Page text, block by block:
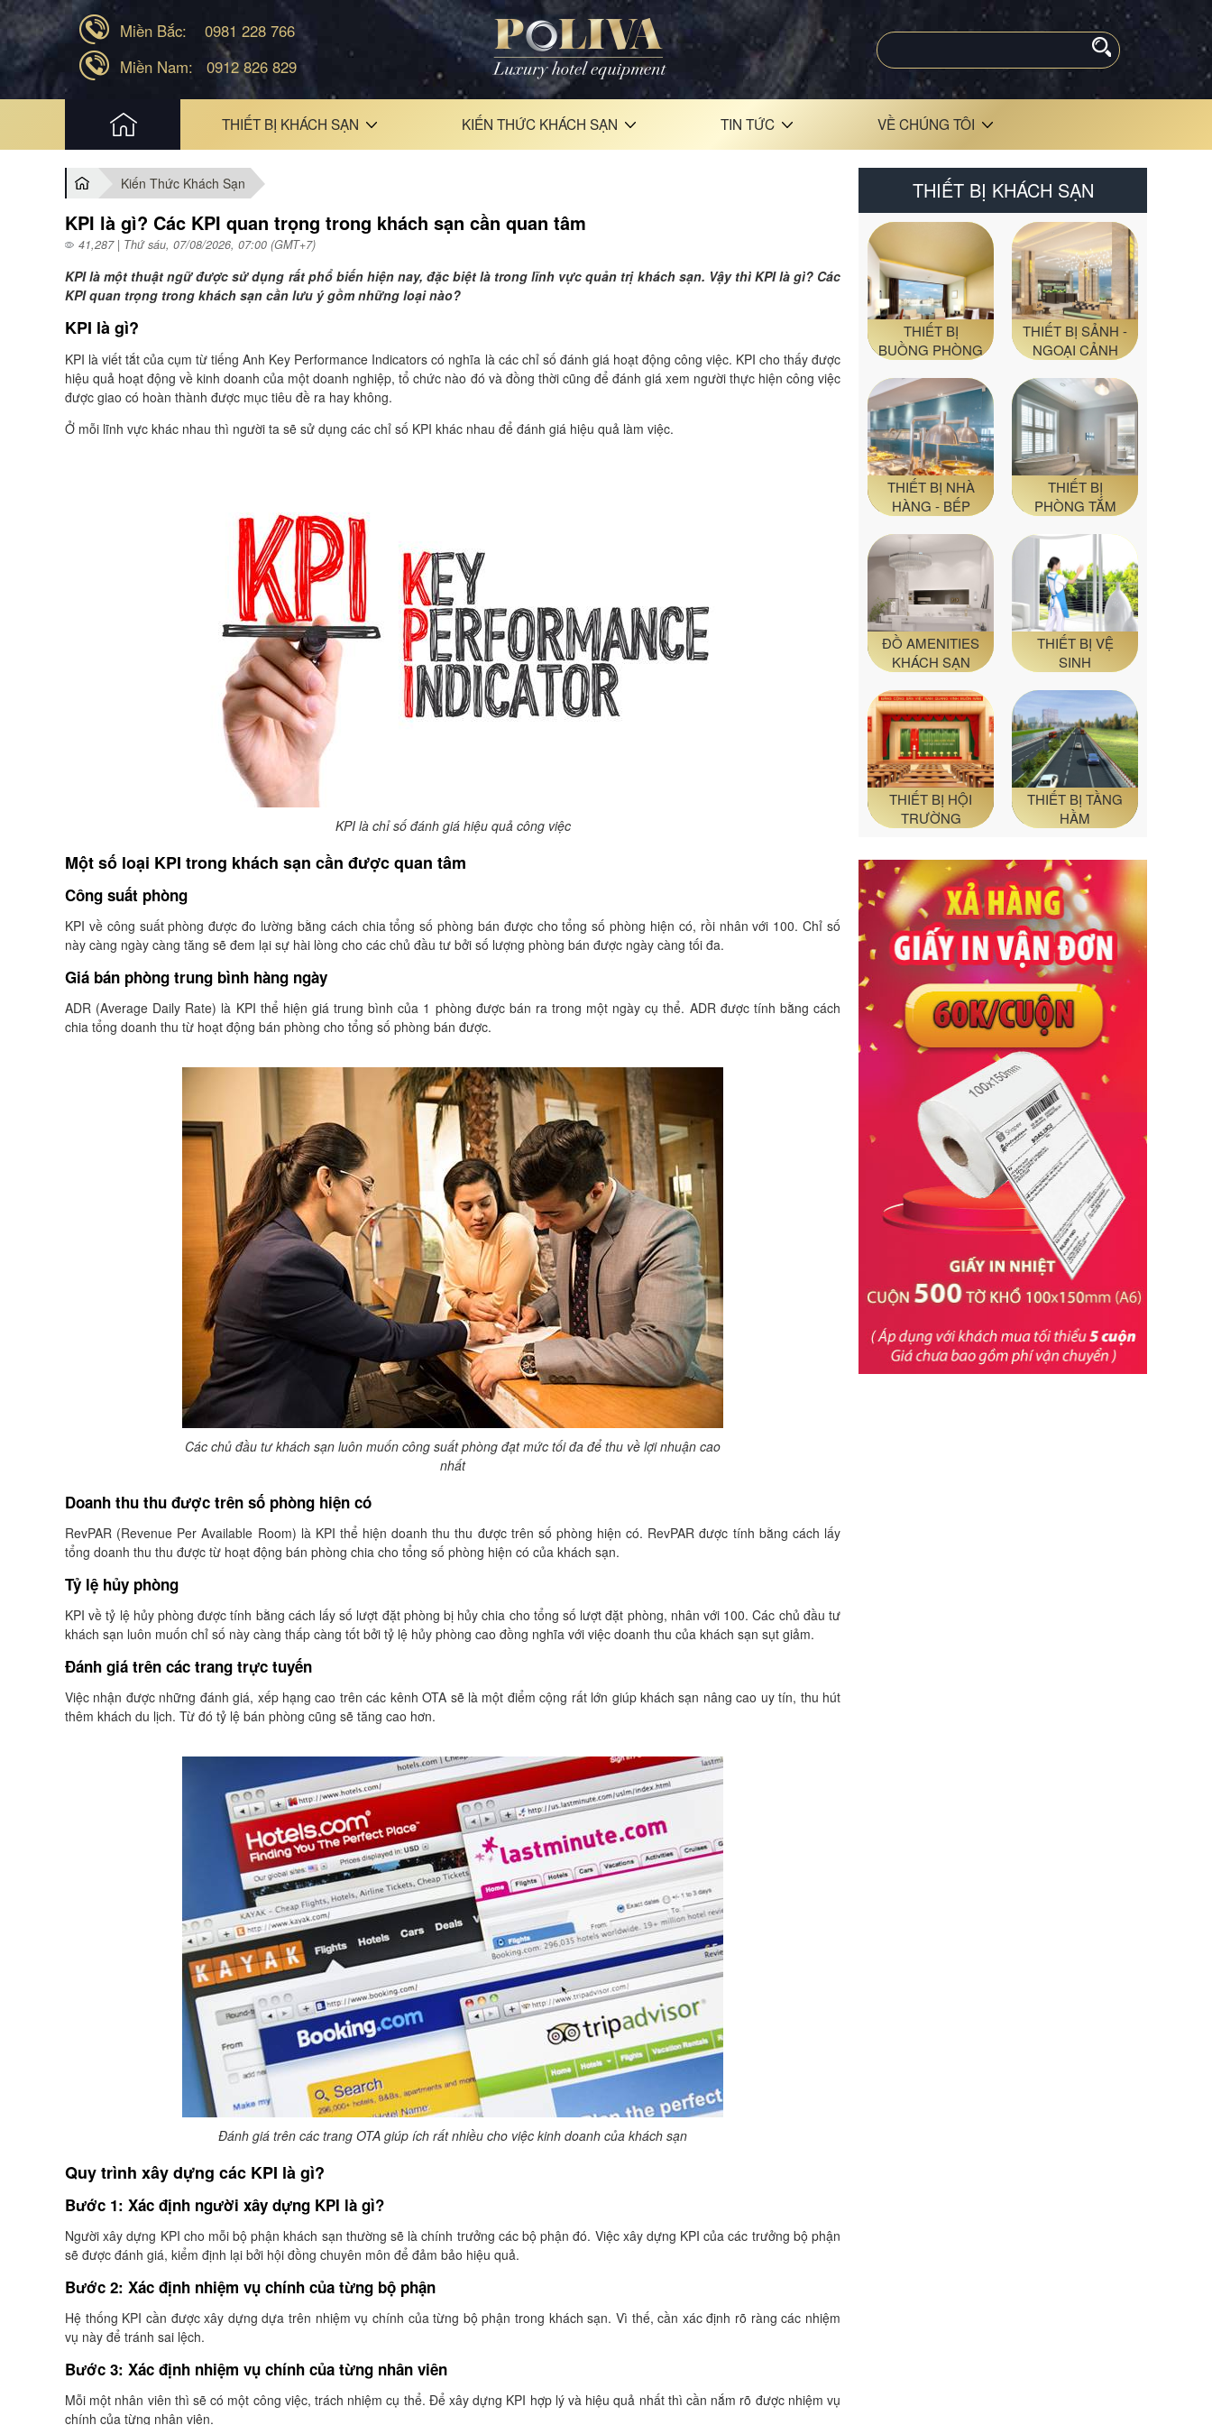
Miền Bắc:
0981 228 766
Miền Nam:
0912 826 829
THIẾT BỊ KHÁCH SẠN KIẾN THỨC KHÁCH SẠN TIN TỨC VỀ CHÚNG TÔI
Kiến Thức Khách Sạn
KPI là gì? Các KPI quan trọng trong khách sạn cần quan tâm
41,287 | Thứ sáu, 07/08/2026, 07:00 (GMT+7)
KPI là một thuật ngữ được sử dụng rất phổ biến hiện nay, đặc biệt là trong lĩnh vực quản trị khách sạn. Vậy thì KPI là gì? Các
KPI quan trọng trong khách sạn cần lưu ý gồm những loại nào?
KPI là gì?
KPI là viết tắt của cụm từ tiếng Anh Key Performance Indicators có nghĩa là các chỉ số đánh giá hoạt động công việc. KPI cho thấy được
hiệu quả hoạt động về kinh doanh của một doanh nghiệp, tổ chức nào đó và đồng thời cũng để đánh giá xem người thực hiện công việc
được giao có hoàn thành được mục tiêu đề ra hay không.
Ở mỗi lĩnh vực khác nhau thì người ta sẽ sử dụng các chỉ số KPI khác nhau để đánh giá hiệu quả làm việc.
KPI là chỉ số đánh giá hiệu quả công việc
Một số loại KPI trong khách sạn cần được quan tâm
Công suất phòng
KPI về công suất phòng được đo lường bằng cách chia tổng số phòng bán được cho tổng số phòng hiện có, rồi nhân với 100. Chỉ số
này càng ngày càng tăng sẽ đem lại sự hài lòng cho các chủ đầu tư bởi số lượng phòng bán được ngày càng tối đa.
Giá bán phòng trung bình hàng ngày
ADR (Average Daily Rate) là KPI thể hiện giá trung bình của 1 phòng được bán ra trong một ngày cụ thể. ADR được tính bằng cách
chia tổng doanh thu từ hoạt động bán phòng cho tổng số phòng bán được.
Các chủ đầu tư khách sạn luôn muốn công suất phòng đạt mức tối đa để thu về lợi nhuận cao
nhất
Doanh thu thu được trên số phòng hiện có
RevPAR (Revenue Per Available Room) là KPI thể hiện doanh thu thu được trên số phòng hiện có. RevPAR được tính bằng cách lấy
tổng doanh thu thu được từ hoạt động bán phòng chia cho tổng số phòng hiện có của khách sạn.
Tỷ lệ hủy phòng
KPI về tỷ lệ hủy phòng được tính bằng cách lấy số lượt đặt phòng bị hủy chia cho tổng số lượt đặt phòng, nhân với 100. Các chủ đầu tư
khách sạn luôn muốn chỉ số này càng thấp càng tốt bởi tỷ lệ hủy phòng cao đồng nghĩa với việc doanh thu của khách sạn sụt giảm.
Đánh giá trên các trang trực tuyến
Việc nhận được những đánh giá, xếp hạng cao trên các kênh OTA sẽ là một điểm cộng rất lớn giúp khách sạn nâng cao uy tín, thu hút
thêm khách du lịch. Từ đó tỷ lệ bán phòng cũng sẽ tăng cao hơn.
Đánh giá trên các trang OTA giúp ích rất nhiều cho việc kinh doanh của khách sạn
Quy trình xây dựng các KPI là gì?
Bước 1: Xác định người xây dựng KPI là gì?
Người xây dựng KPI cho mỗi bộ phận khách sạn thường sẽ là chính trưởng các bộ phận đó. Việc xây dựng KPI của các trưởng bộ phận
sẽ được đánh giá, kiểm định lại bởi hội đồng chuyên môn để đảm bảo hiệu quả.
Bước 2: Xác định nhiệm vụ chính của từng bộ phận
Hệ thống KPI cần được xây dựng dựa trên nhiệm vụ chính của từng bộ phận trong khách sạn. Vì thế, cần xác định rõ ràng các nhiệm
vụ này để tránh sai lệch.
Bước 3: Xác định nhiệm vụ chính của từng nhân viên
Mỗi một nhân viên thì sẽ có một công việc, trách nhiệm cụ thể. Để xây dựng KPI hợp lý và hiệu quả nhất thì cần nắm rõ được nhiệm vụ
chính của từng nhân viên.
THIẾT BỊ KHÁCH SẠN
THIẾT BỊ
BUỒNG PHÒNG
THIẾT BỊ SẢNH -
NGOẠI CẢNH
THIẾT BỊ NHÀ
HÀNG - BẾP
THIẾT BỊ
PHÒNG TẮM
ĐỒ AMENITIES
KHÁCH SẠN
THIẾT BỊ VỆ
SINH
THIẾT BỊ HỘI
TRƯỜNG
THIẾT BỊ TẦNG
HẦM